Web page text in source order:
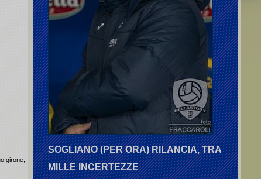
girone,
SOGLIANO (PER ORA) RILANCIA, TRA
MILLE INCERTEZZE